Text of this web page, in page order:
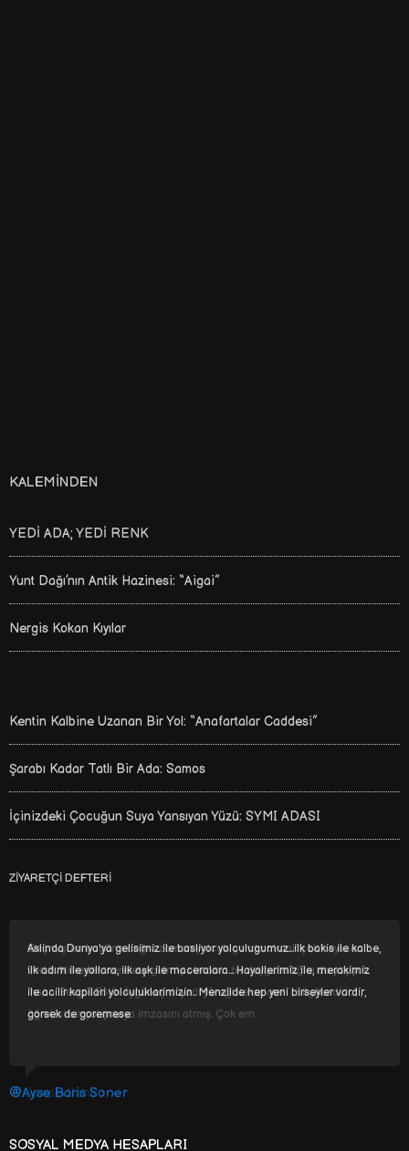
KALEMINDEN
YEDİ ADA; YEDİ RENK
Yunt Dağı’nın Antik Hazinesi: “Aigai”
Nergis Kokan Kıyılar
Kentin Kalbine Uzanan Bir Yol: “Anafartalar Caddesi”
Şarabı Kadar Tatlı Bir Ada: Samos
İçinizdeki Çocuğun Suya Yansıyan Yüzü: SYMI ADASI
ZIYARETÇI DEFTERI
Aslinda Dunya'ya gelisimiz ile basliyor yolculugumuz...ilk bakis ile kalbe,
ilk adım ile yollara, ilk aşk ile maceralara... Hayallerimiz ile, merakimiz
ile acilir kapilari yolculuklarimizin.. Menzilde hep yeni birseyler vardir,
gorsek de goremese
@Ayse Baris Soner
SOSYAL MEDYA HESAPLARI